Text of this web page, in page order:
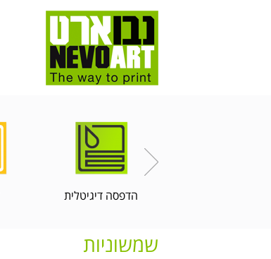
הדפסה דיגיטלית
שמשוניות